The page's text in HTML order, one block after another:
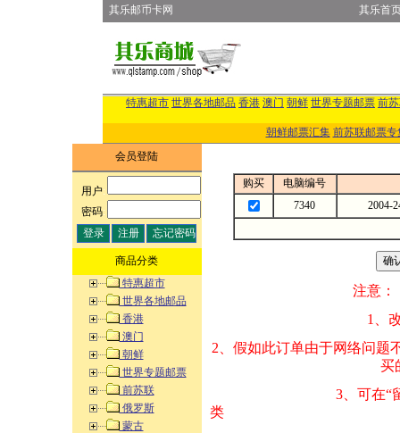
其乐邮币卡网 其乐首
特惠超市 世界各地邮品 香港 澳门 朝鲜 世界专题邮票 前
朝鲜邮票汇集 前苏联邮票专
会员登陆
用户:
密码:
商品分类
特惠超市
世界各地邮品
香港
澳门
朝鲜
世界专题邮票
前苏联
俄罗斯
蒙古
购买
电脑编号
7340
2004-
注意：
1、改变商品数量
2、假如此订单由
买的邮品的“
3、可在“
类 方式告之